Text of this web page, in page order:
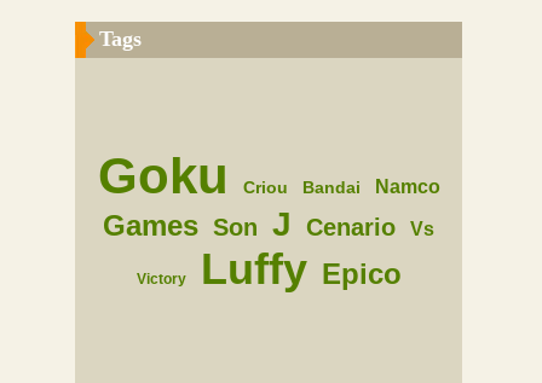
Tags
Goku Criou Bandai Namco
Games Son J Cenario Vs
Victory Luffy Epico